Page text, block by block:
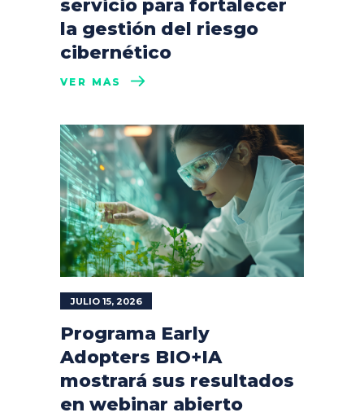
servicio para fortalecer
la gestión del riesgo
cibernético
VER MÁS
JULIO 15, 2026
Programa Early
Adopters BIO+IA
mostrará sus resultados
en webinar abierto